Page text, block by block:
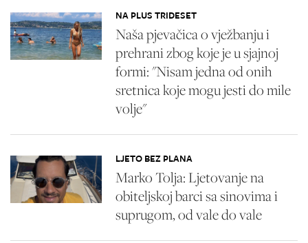
NA PLUS TRIDESET
Naša pjevačica o vježbanju i
prehrani zbog koje je u sjajnoj
formi: "Nisam jedna od onih
sretnica koje mogu jesti do mile
volje"
LJETO BEZ PLANA
Marko Tolja: Ljetovanje na
obiteljskoj barci sa sinovima i
suprugom, od vale do vale